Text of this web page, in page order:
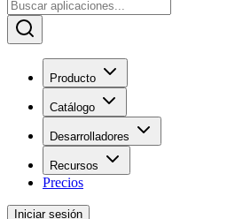
Producto
Catálogo
Desarrolladores
Recursos
Precios
Iniciar sesión